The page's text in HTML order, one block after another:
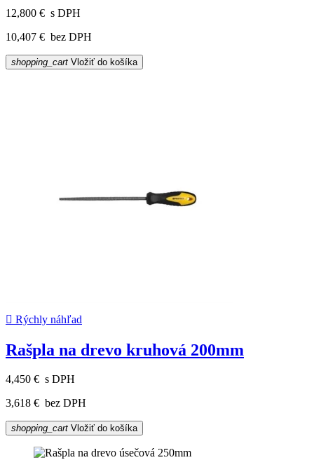
12,800 € s DPH
10,407 € bez DPH
shopping_cart Vložiť do košíka
 Rýchly náhľad
Rašpla na drevo kruhová 200mm
4,450 € s DPH
3,618 € bez DPH
shopping_cart Vložiť do košíka